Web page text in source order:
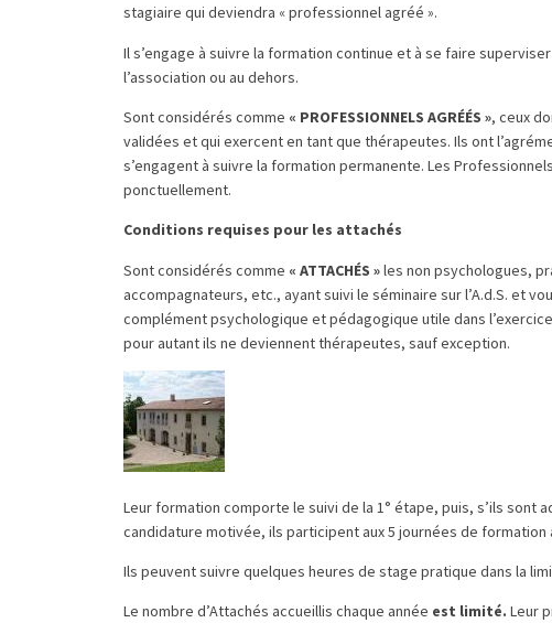
stagiaire qui deviendra « professionnel agréé ».
Il s’engage à suivre la formation continue et à se faire
l’association ou au dehors.
Sont considérés comme « PROFESSIONNELS AGRÉÉS », ceux
validées et qui exercent en tant que thérapeutes. Ils ont
s’engagent à suivre la formation permanente. Les
ponctuellement.
Conditions requises pour les attachés
Sont considérés comme « ATTACHÉS »les non psychologues,
accompagnateurs, etc., ayant suivi le séminaire sur l’A.d.S. et
complément psychologique et pédagogique utile dans
pour autant ils ne deviennent thérapeutes, sauf exception.
Leur formation comporte le suivi de la 1° étape, puis, s’ils sont
candidature motivée, ils participent aux 5 journées de formation
Ils peuvent suivre quelques heures de stage pratique dans la
Le nombre d’Attachés accueillis chaque année est limité. Leur